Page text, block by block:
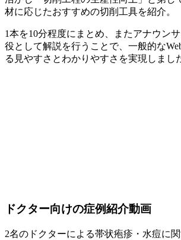
材に応じたおすすめの切削工具を紹介。
1本を10分程度にまとめ、またアナウン
役として解説を行うことで、一般的な
る見やすさとわかりやすさを実現しまし
ドクター向けの症例紹介動画
2名のドクターによる帯状疱疹・水痘に